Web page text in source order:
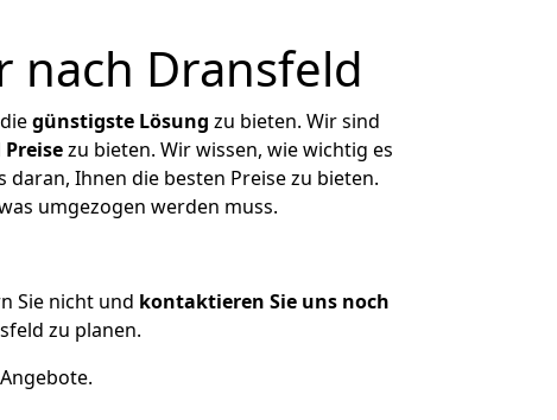
nach Dransfeld
günstigste Lösung zu bieten. Wir sind
zu bieten. Wir wissen, wie wichtig es
Ihnen die besten Preise zu bieten.
umgezogen werden muss.
Sie nicht und kontaktieren Sie uns noch
zu planen.